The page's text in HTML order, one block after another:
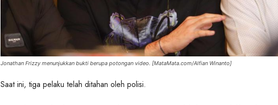
Jonathan Frizzy menunjukkan bukti berupa potongan video. [MataMata.com/Alfian Winanto]
Saat ini, tiga pelaku telah ditahan oleh polisi.